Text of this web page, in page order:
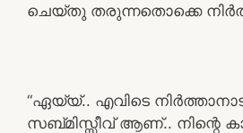
ചെയ്തു തരുന്നതൊക്കെ
“ഏയ്യ്.. എവിടെ
സബ്‌മിസ്സീവ് ആണ്.. നിന്റെ